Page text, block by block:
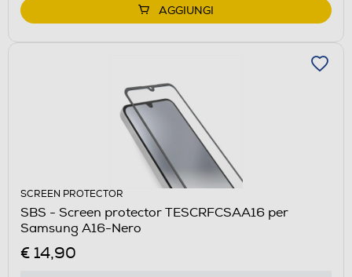
AGGIUNGI
SCREEN PROTECTOR
SBS - Screen protector TESCRFCSAA16 per
Samsung A16-Nero
€ 14,90